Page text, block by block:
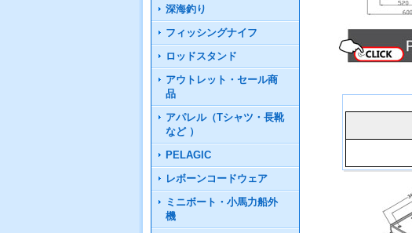
深海釣り
フィッシングナイフ
ロッドスタンド
アウトレット・セール商
品
アパレル（Tシャツ・長靴
など ）
PELAGIC
レボーンコードウェア
ミニボート・小馬力船外
機